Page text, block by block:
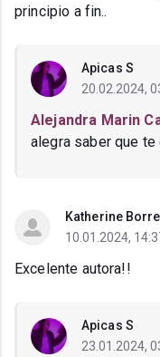
principio a fin..
Apicas S
20.02.2024,
Alejandra Marin
alegra saber que te
Katherine
10.01.2024,
Excelente autora!!
Apicas S
23.01.2024,